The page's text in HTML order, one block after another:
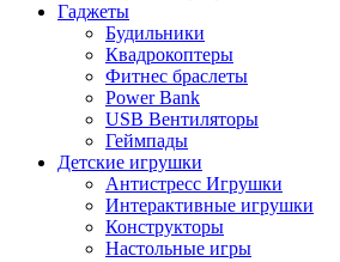
Гаджеты
Будильники
Квадрокоптеры
Фитнес браслеты
Power Bank
USB Вентиляторы
Геймпады
Детские игрушки
Антистресс Игрушки
Интерактивные игрушки
Конструкторы
Настольные игры